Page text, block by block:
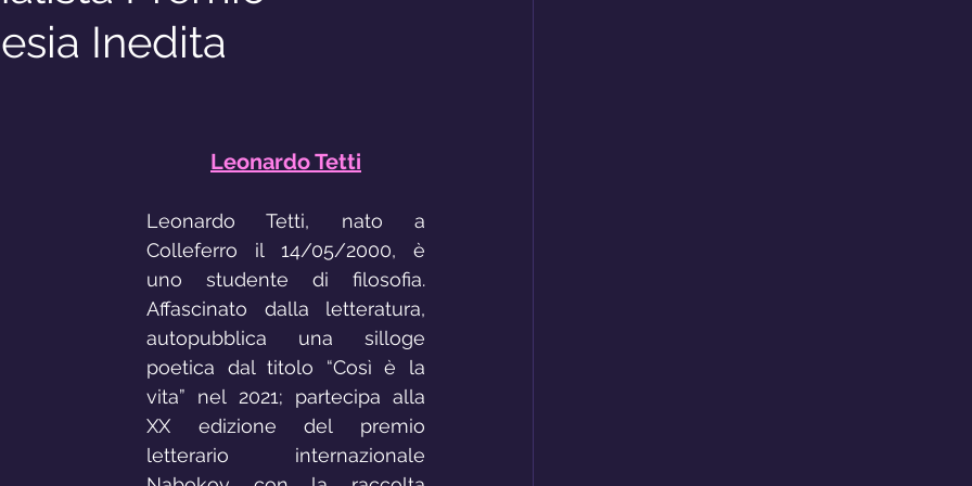
IntervisteInedita
Leonardo Tetti
Leonardo Tetti, nato a
Colleferro il 14/05/2000, è
uno studente di filosofia.
Affascinato dalla letteratura,
autopubblica una silloge
poetica dal titolo “Così è la
vita” nel 2021; partecipa alla
XX edizione del premio
letterario internazionale